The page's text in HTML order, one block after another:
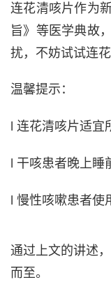
连花清咳片作为
旨》等医学典故
扰，不妨试试连花
温馨提示：
l 连花清咳片适宜
l 干咳患者晚上睡
l 慢性咳嗽患者使
通过上文的讲述
而至。